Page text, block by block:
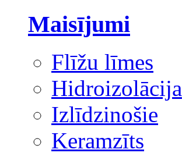
Maisījumi
Flīžu līmes
Hidroizolācija
Izlīdzinošie
Keramzīts